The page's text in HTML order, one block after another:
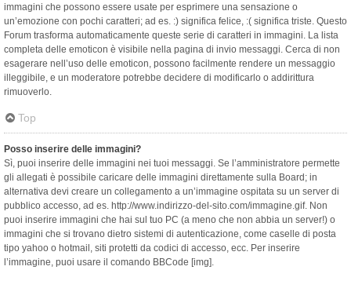
immagini che possono essere usate per esprimere una sensazione o
un’emozione con pochi caratteri; ad es. :) significa felice, :( significa triste. Questo
Forum trasforma automaticamente queste serie di caratteri in immagini. La lista
completa delle emoticon è visibile nella pagina di invio messaggi. Cerca di non
esagerare nell’uso delle emoticon, possono facilmente rendere un messaggio
illeggibile, e un moderatore potrebbe decidere di modificarlo o addirittura
rimuoverlo.
Top
Posso inserire delle immagini?
Sì, puoi inserire delle immagini nei tuoi messaggi. Se l’amministratore permette
gli allegati è possibile caricare delle immagini direttamente sulla Board; in
alternativa devi creare un collegamento a un’immagine ospitata su un server di
pubblico accesso, ad es. http://www.indirizzo-del-sito.com/immagine.gif. Non
puoi inserire immagini che hai sul tuo PC (a meno che non abbia un server!) o
immagini che si trovano dietro sistemi di autenticazione, come caselle di posta
tipo yahoo o hotmail, siti protetti da codici di accesso, ecc. Per inserire
l’immagine, puoi usare il comando BBCode [img].